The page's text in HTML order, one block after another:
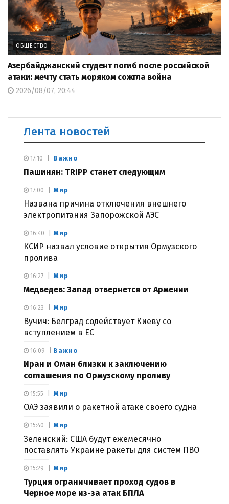
ОБЩЕСТВО
Азербайджанский студент погиб после российской
атаки: мечту стать моряком сожгла война
2026/08/07, 20:44
Лента новостей
Важно
Пашинян: TRIPP станет следующим
17:10
Мир
Названа причина отключения внешнего
электропитания Запорожской АЭС
17:00
Мир
КСИР назвал условие открытия Ормузского
пролива
16:40
Мир
Медведев: Запад отвернется от Армении
16:27
Мир
Вучич: Белград содействует Киеву со
вступлением в ЕС
16:23
Важно
Иран и Оман близки к заключению
соглашения по Ормузскому проливу
16:09
Мир
ОАЭ заявили о ракетной атаке своего судна
15:55
Мир
Зеленский: США будут ежемесячно
поставлять Украине ракеты для систем ПВО
15:40
Мир
Турция ограничивает проход судов в
Черное море из-за атак БПЛА
15:29